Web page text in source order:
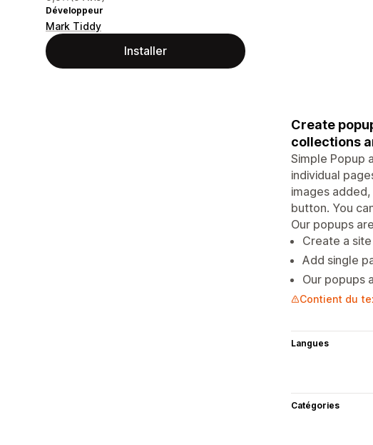
Développeur
Mark Tiddy
Installer
Create
collections
Simple Popup
individual
images
button. You
Our popups
Create a
Add single
Our popups
Contient du
Langues
Catégories